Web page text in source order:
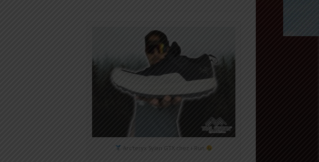
Arc'teryx Sylan GTX chez i-Run